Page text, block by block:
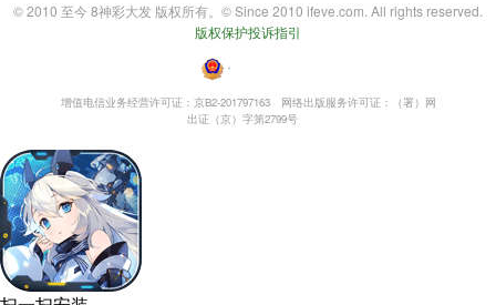
© 2010 至今 8神彩大发 版权所有。© Since 2010 ifeve.com. All rights reserved.
版权保护投诉指引
・
增值电信业务经营许可证：京B2-201797163
网络出版服务许可证：（署）网
出证（京）字第2799号